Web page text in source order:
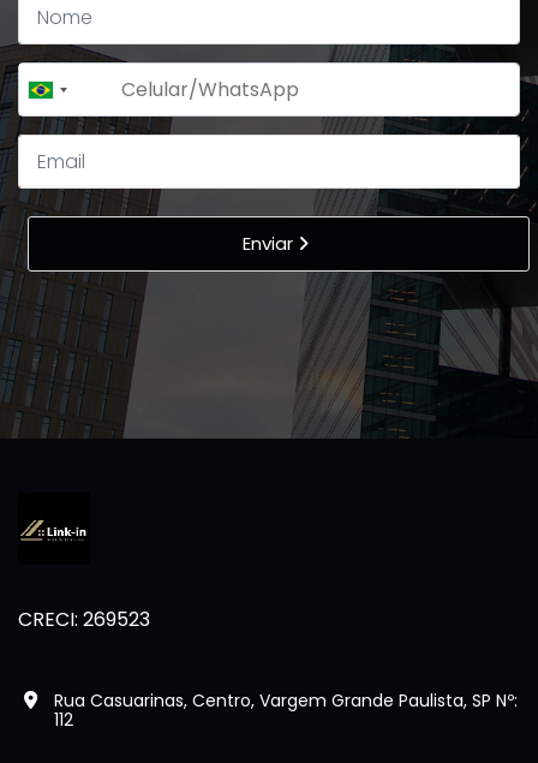
Brazil
+55
Enviar
CRECI: 269523
Rua Casuarinas, Centro, Vargem Grande Paulista, SP Nº:
112